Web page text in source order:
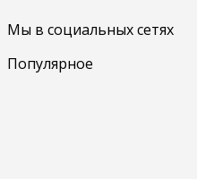
Мы в социальных сетях
Популярное